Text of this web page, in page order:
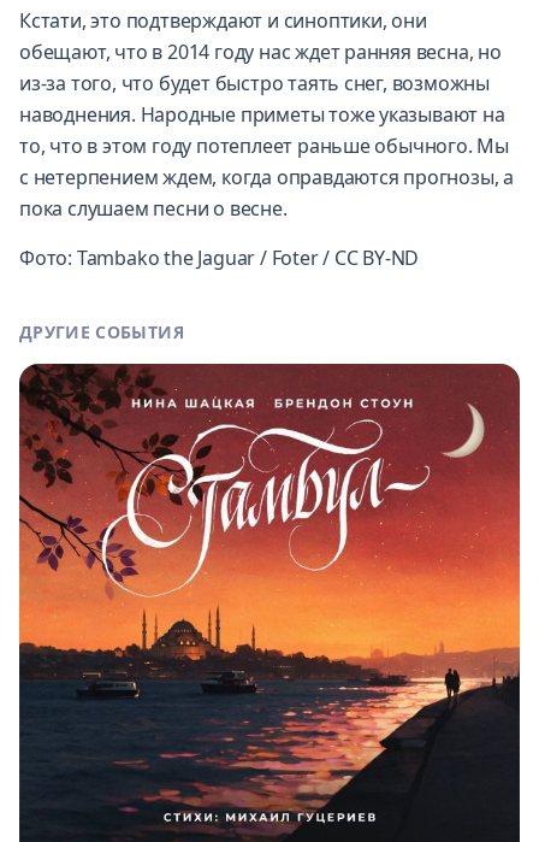
Кстати, это подтверждают и синоптики, они
обещают, что в 2014 году нас ждет ранняя весна, но
из-за того, что будет быстро таять снег, возможны
наводнения. Народные приметы тоже указывают на
то, что в этом году потеплеет раньше обычного. Мы
с нетерпением ждем, когда оправдаются прогнозы, а
пока слушаем песни о весне.
Фото: Tambako the Jaguar / Foter / CC BY-ND
ДРУГИЕ СОБЫТИЯ